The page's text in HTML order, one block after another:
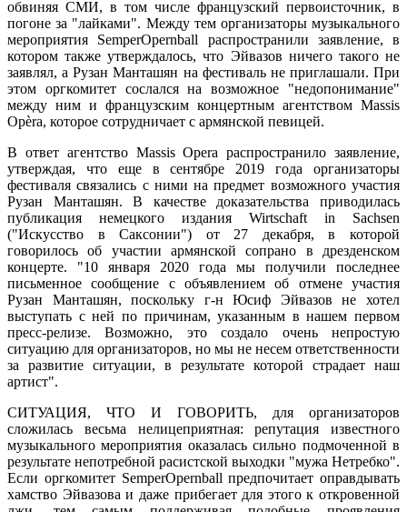
обвиняя СМИ, в том числе французский первоисточник, в
погоне за "лайками". Между тем организаторы музыкального
мероприятия SemperOpernball распространили заявление, в
котором также утверждалось, что Эйвазов ничего такого не
заявлял, а Рузан Манташян на фестиваль не приглашали. При
этом оргкомитет сослался на возможное "недопонимание"
между ним и французским концертным агентством Massis
Opèra, которое сотрудничает с армянской певицей.
В ответ агентство Massis Opera распространило заявление,
утверждая, что еще в сентябре 2019 года организаторы
фестиваля связались с ними на предмет возможного участия
Рузан Манташян. В качестве доказательства приводилась
публикация немецкого издания Wirtschaft in Sachsen
("Искусство в Саксонии") от 27 декабря, в которой
говорилось об участии армянской сопрано в дрезденском
концерте. "10 января 2020 года мы получили последнее
письменное сообщение с объявлением об отмене участия
Рузан Манташян, поскольку г-н Юсиф Эйвазов не хотел
выступать с ней по причинам, указанным в нашем первом
пресс-релизе. Возможно, это создало очень непростую
ситуацию для организаторов, но мы не несем ответственности
за развитие ситуации, в результате которой страдает наш
артист".
СИТУАЦИЯ, ЧТО И ГОВОРИТЬ, для организаторов
сложилась весьма нелицеприятная: репутация известного
музыкального мероприятия оказалась сильно подмоченной в
результате непотребной расистской выходки "мужа Нетребко".
Если оргкомитет SemperOpernball предпочитает оправдывать
хамство Эйвазова и даже прибегает для этого к откровенной